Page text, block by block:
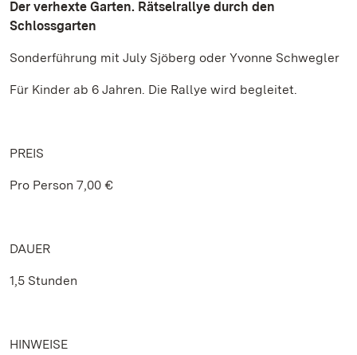
Der verhexte Garten. Rätselrallye durch den
Schlossgarten
Sonderführung mit July Sjöberg oder Yvonne Schwegler
Für Kinder ab 6 Jahren. Die Rallye wird begleitet.
PREIS
Pro Person 7,00 €
DAUER
1,5 Stunden
HINWEISE